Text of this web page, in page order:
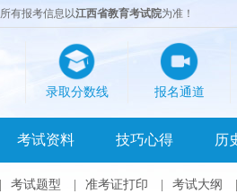
有报考信息以江西省教育考试院为准！
录取分数线 报名通道
考试资料 技巧心得 历
考试题型 准考证打印 考试大纲